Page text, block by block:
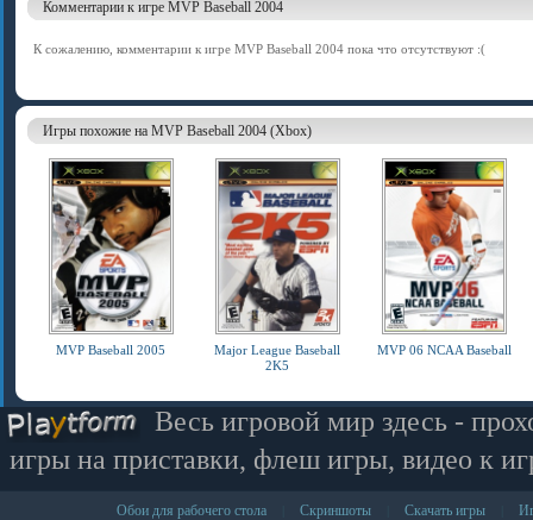
Комментарии к игре MVP Baseball 2004
К сожалению, комментарии к игре MVP Baseball 2004 пока что отсутствуют :(
Игры похожие на MVP Baseball 2004 (Xbox)
MVP Baseball 2005
Major League Baseball
2K5
MVP 06 NCAA Baseball
Весь игровой мир здесь -
игры на приставки, флеш игры, видео к
Обои для рабочего стола Скриншоты Скачать игры